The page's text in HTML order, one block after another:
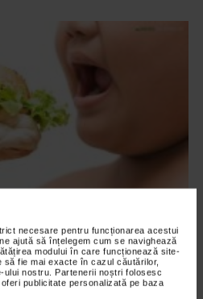
necesare pentru funcționarea acestui
ajută să înțelegem cum se navighează
modului în care funcționează site-
fie mai exacte în cazul căutărilor,
nostru. Partenerii noștri folosesc
publicitate personalizată pe baza
tratată cu ajutorul